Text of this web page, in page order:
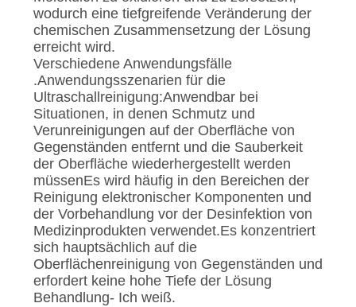
wodurch eine tiefgreifende Veränderung der
chemischen Zusammensetzung der Lösung
erreicht wird.
Verschiedene Anwendungsfälle
.Anwendungsszenarien für die
Ultraschallreinigung:Anwendbar bei
Situationen, in denen Schmutz und
Verunreinigungen auf der Oberfläche von
Gegenständen entfernt und die Sauberkeit
der Oberfläche wiederhergestellt werden
müssenEs wird häufig in den Bereichen der
Reinigung elektronischer Komponenten und
der Vorbehandlung vor der Desinfektion von
Medizinprodukten verwendet.Es konzentriert
sich hauptsächlich auf die
Oberflächenreinigung von Gegenständen und
erfordert keine hohe Tiefe der Lösung
Behandlung- Ich weiß.